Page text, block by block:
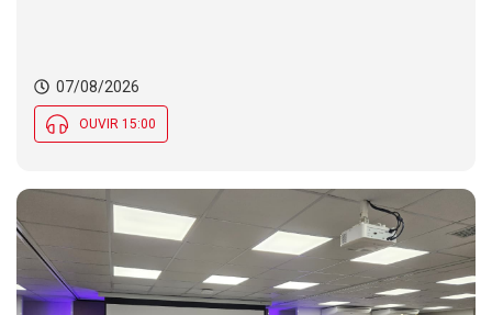
07/08/2026
OUVIR 15:00